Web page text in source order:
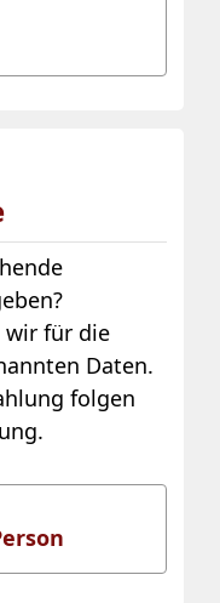
wir für die
Daten.
folgen